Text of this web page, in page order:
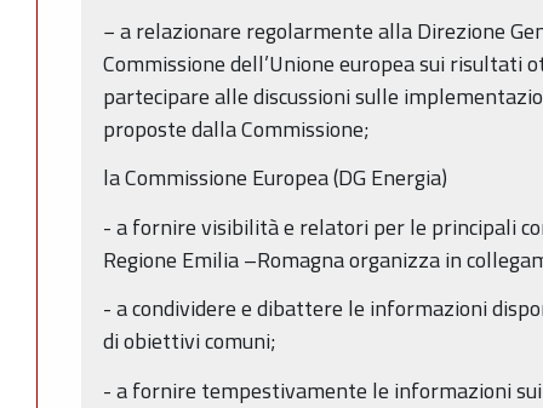
− a relazionare regolarmente alla Direzione
Commissione dell’Unione europea sui risultati
partecipare alle discussioni sulle
proposte dalla Commissione;
la Commissione Europea (DG Energia)
- a fornire visibilità e relatori per le principali
Regione Emilia –Romagna organizza in
- a condividere e dibattere le informazioni
di obiettivi comuni;
- a fornire tempestivamente le informazioni